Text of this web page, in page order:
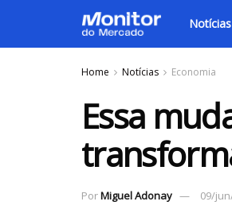
Notícias
Home Notícias Economia
Essa
PorMiguel Adonay 09/